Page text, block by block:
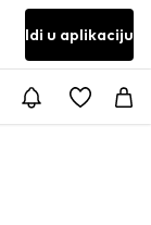
Idi u aplikaciju